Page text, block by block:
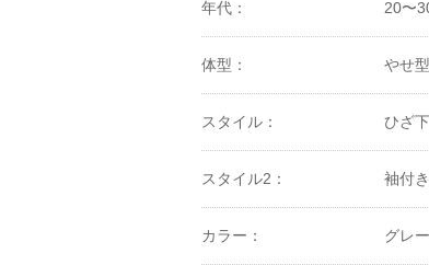
年代： 20〜
体型： やせ型
スタイル： ひざ
スタイル2： 袖付き
カラー： グレ